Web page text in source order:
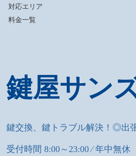
対応エリア
料金一覧
鍵屋サン
鍵交換、鍵トラブル解決！◎出
受付時間 8:00～23:00 ⁄ 年中無休